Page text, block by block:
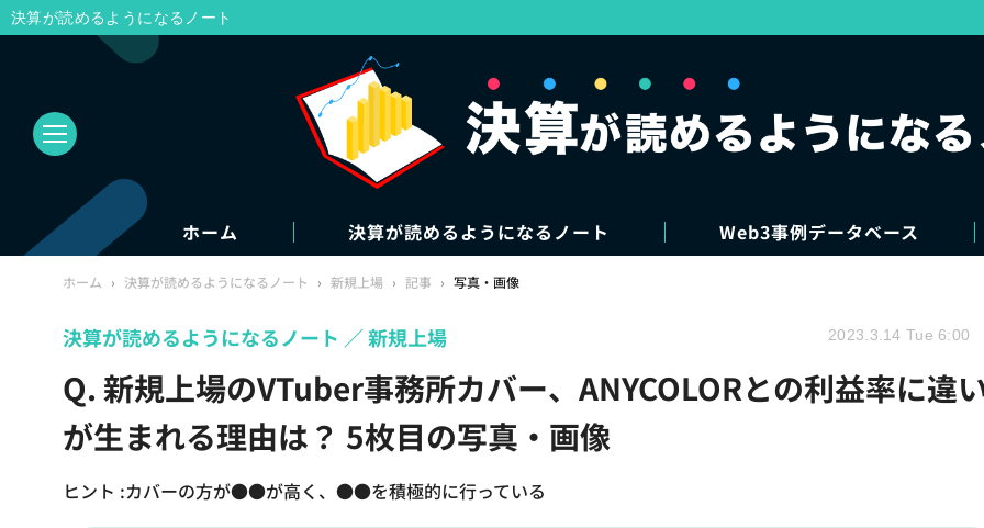
ホーム 決算が読めるようになるノート Web3事例データベース
ホーム › 決算が読めるようになるノート › 新規上場 › 記事 › 写真・画像
Q. 新規上場のVTuber事務所カバー、ANYCOLORとの利益率に違
が生まれる理由は？ 5枚目の写真・画像
ヒント :カバーの方が●●が高く、●●を積極的に行っている
決算が読めるようになるノート 新規上場 2023.3.14 Tue 6:00
決算が読めるようになるノート